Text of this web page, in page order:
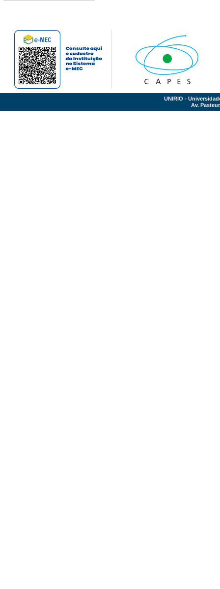
UNIRIO -
Av.